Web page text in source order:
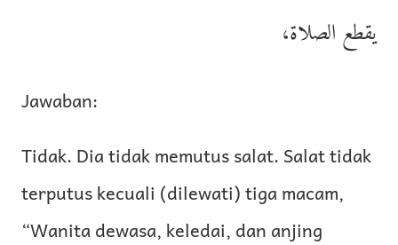
يقطع الصلاة،
Jawaban:
Tidak. Dia tidak memutus salat. Salat tidak
terputus kecuali (dilewati) tiga macam,
“Wanita dewasa, keledai, dan anjing